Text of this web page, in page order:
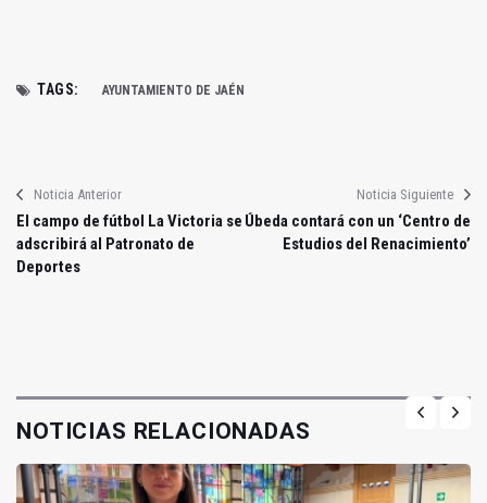
TAGS: AYUNTAMIENTO DE JAÉN
Noticia Anterior
El campo de fútbol La Victoria se
adscribirá al Patronato de
Deportes
Noticia Siguiente
Úbeda contará con un ‘Centro de
Estudios del Renacimiento’
NOTICIAS RELACIONADAS